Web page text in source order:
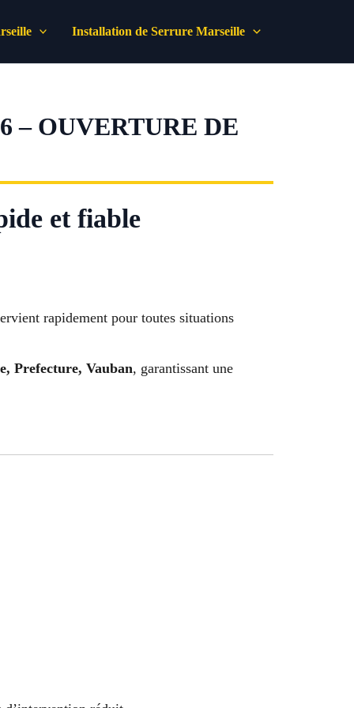
Installation de Serrure Marseille
– OUVERTURE DE
et fiable
rapidement pour toutes situations
Prefecture, Vauban, garantissant une